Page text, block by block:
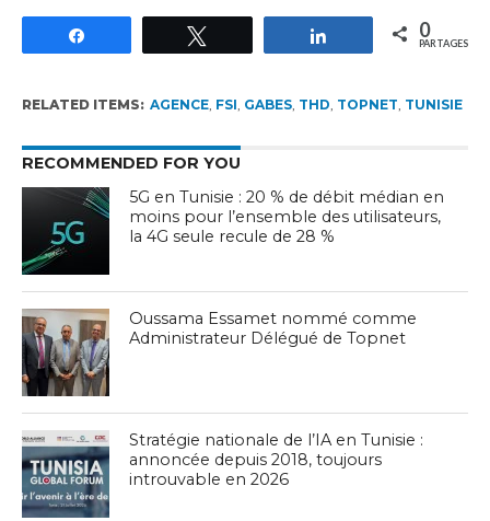
Partagez 0
PARTAGES
RELATED ITEMS: AGENCE, FSI GABES, THD TOPNET TUNISIE
RECOMMENDED FOR YOU
5G en Tunisie : 20 % de débit médian en
moins pour l’ensemble des utilisateurs,
la 4G seule recule de 28 %
Oussama Essamet nommé comme
Administrateur Délégué de Topnet
Stratégie nationale de l’IA en Tunisie :
annoncée depuis 2018, toujours
introuvable en 2026